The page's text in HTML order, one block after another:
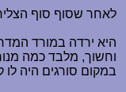
לאחר שסוף סוף
היא ירדה במורד
וחשוך, מלבד כמה
במקום סורגים היה